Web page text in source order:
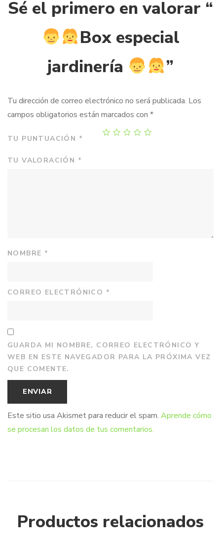
Sé el primero en valorar “
Box especial
jardinería
”
Tu dirección de correo electrónico no será publicada. Los
campos obligatorios están marcados con *
TU PUNTUACIÓN *
TU VALORACIÓN *
NOMBRE *
CORREO ELECTRÓNICO *
GUARDA MI NOMBRE, CORREO ELECTRÓNICO Y
WEB EN ESTE NAVEGADOR PARA LA PRÓXIMA VEZ
QUE COMENTE.
Este sitio usa Akismet para reducir el spam. Aprende cómo
se procesan los datos de tus comentarios.
Productos relacionados